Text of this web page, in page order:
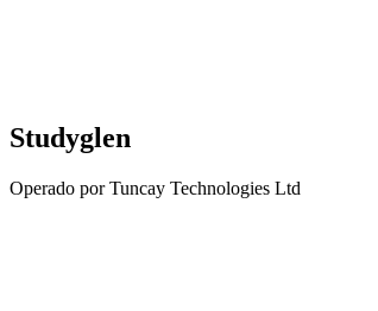
Studyglen
Operado por Tuncay Technologies Ltd